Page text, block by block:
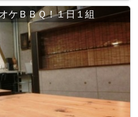
ケＢＢＱ！１日１組